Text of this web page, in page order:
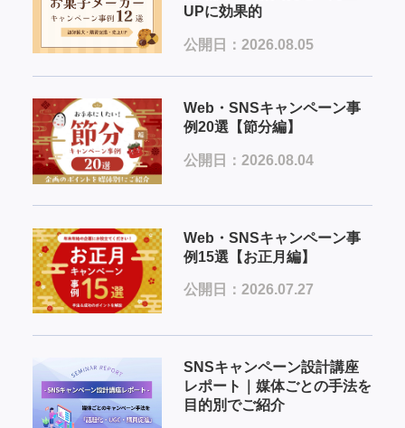
UPに効果的
公開日：2026.08.05
Web・SNSキャンペーン事
例20選【節分編】
公開日：2026.08.04
Web・SNSキャンペーン事
例15選【お正月編】
公開日：2026.07.27
SNSキャンペーン設計講座
レポート｜媒体ごとの手法を
目的別でご紹介